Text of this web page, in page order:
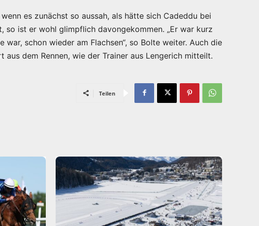
es zunächst so aussah, als hätte sich Cadeddu bei
so ist er wohl glimpflich davongekommen. „Er war kurz
war, schon wieder am Flachsen“, so Bolte weiter. Auch die
aus dem Rennen, wie der Trainer aus Lengerich mitteilt.
Teilen